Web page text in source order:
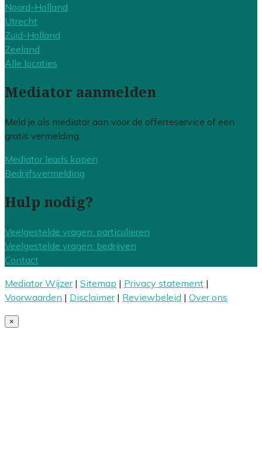
Noord-Holland
Utrecht
Zuid-Holland
Zeeland
Alle locaties
Mediator aanmelden
Meld je als mediator aan voor de offerteservice of een
gratis vermelding.
Mediator leads kopen
Bedrijfsvermelding
Hulp nodig?
Veelgestelde vragen: particulieren
Veelgestelde vragen: bedrijven
Contact
Mediator Wijzer| Sitemap | Privacy statement |
Voorwaarden | Disclaimer| Reviewbeleid | Over ons
×